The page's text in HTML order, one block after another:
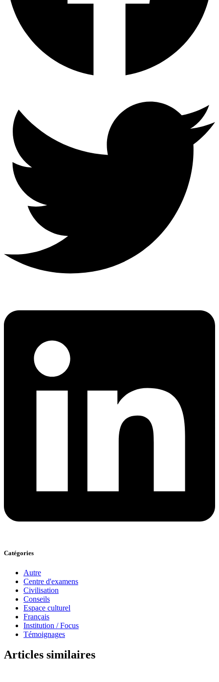
Catégories
Autre
Centre d'examens
Civilisation
Conseils
Espace culturel
Français
Institution / Focus
Témoignages
Articles similaires